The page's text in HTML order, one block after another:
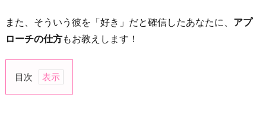
また、そういう彼を「好き」だと確信したあなたに、 アプ
ローチの仕方もお教えします！
目次
1.